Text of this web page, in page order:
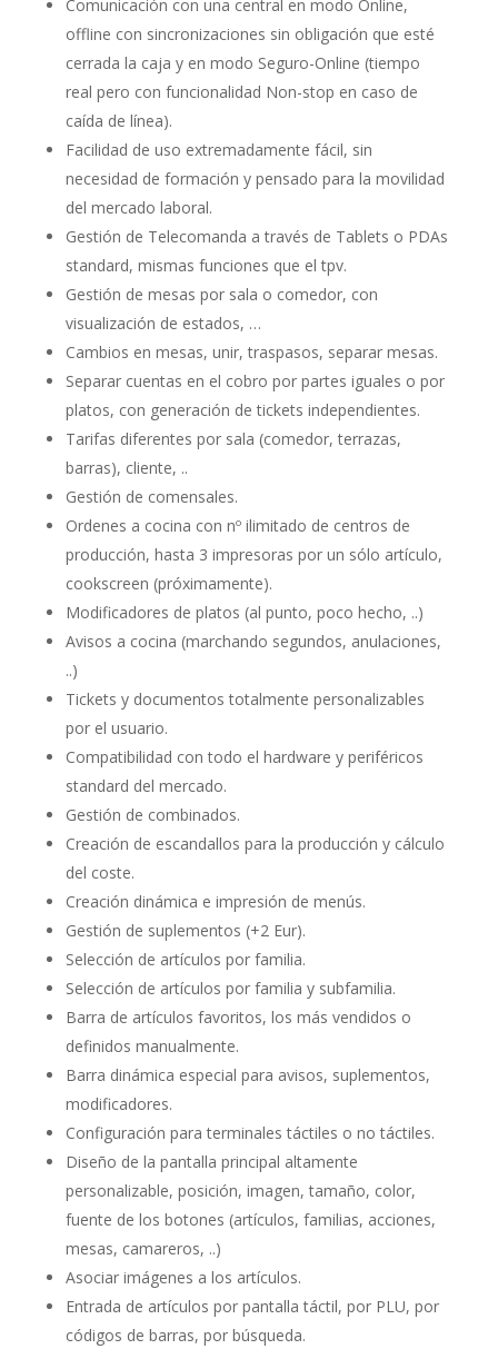
Comunicación con una central en modo Online,
offline con sincronizaciones sin obligación que esté
cerrada la caja y en modo Seguro-Online (tiempo
real pero con funcionalidad Non-stop en caso de
caída de línea).
Facilidad de uso extremadamente fácil, sin
necesidad de formación y pensado para la movilidad
del mercado laboral.
Gestión de Telecomanda a través de Tablets o PDAs
standard, mismas funciones que el tpv.
Gestión de mesas por sala o comedor, con
visualización de estados, …
Cambios en mesas, unir, traspasos, separar mesas.
Separar cuentas en el cobro por partes iguales o por
platos, con generación de tickets independientes.
Tarifas diferentes por sala (comedor, terrazas,
barras), cliente, ..
Gestión de comensales.
Ordenes a cocina con nº ilimitado de centros de
producción, hasta 3 impresoras por un sólo artículo,
cookscreen (próximamente).
Modificadores de platos (al punto, poco hecho, ..)
Avisos a cocina (marchando segundos, anulaciones,
..)
Tickets y documentos totalmente personalizables
por el usuario.
Compatibilidad con todo el hardware y periféricos
standard del mercado.
Gestión de combinados.
Creación de escandallos para la producción y cálculo
del coste.
Creación dinámica e impresión de menús.
Gestión de suplementos (+2 Eur).
Selección de artículos por familia.
Selección de artículos por familia y subfamilia.
Barra de artículos favoritos, los más vendidos o
definidos manualmente.
Barra dinámica especial para avisos, suplementos,
modificadores.
Configuración para terminales táctiles o no táctiles.
Diseño de la pantalla principal altamente
personalizable, posición, imagen, tamaño, color,
fuente de los botones (artículos, familias, acciones,
mesas, camareros, ..)
Asociar imágenes a los artículos.
Entrada de artículos por pantalla táctil, por PLU, por
códigos de barras, por búsqueda.